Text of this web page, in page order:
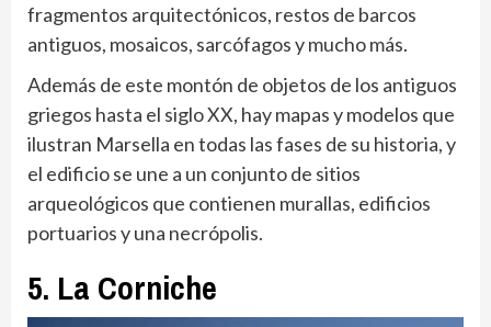
fragmentos arquitectónicos, restos de barcos
antiguos, mosaicos, sarcófagos y mucho más.
Además de este montón de objetos de los antiguos
griegos hasta el siglo XX, hay mapas y modelos que
ilustran Marsella en todas las fases de su historia, y
el edificio se une a un conjunto de sitios
arqueológicos que contienen murallas, edificios
portuarios y una necrópolis.
5. La Corniche